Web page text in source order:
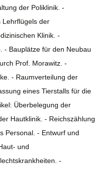
der Poliklinik. -
Lehrflügels der
Klinik. -
- Bauplätze für den Neubau
Prof. Morawitz. -
- Raumverteilung der
eines Tierstalls für die
Überbelegung der
Hautklinik. - Reichszählung
Personal. - Entwurf und
und
-